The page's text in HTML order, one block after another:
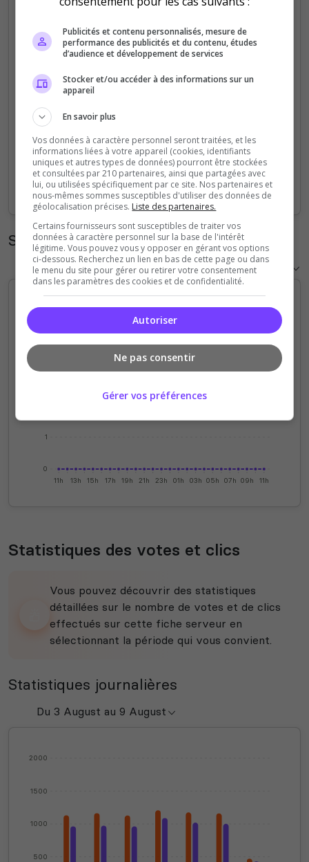
0
1
3
4
Sep Oct Nov Dec Jan Feb Mar Apr May Jun Jul Aug
Statistiques horaires
0
1
3
5
11h 13h 15h 17h 19h 21h 23h 01h 03h 05h 07h 09h 11h
Statistiques des votes et clics
Vous pouvez découvrir des statistiques
détaillées sur le nombre de votes et de clics
effectués sur cette fiche serveur en
sélectionnant la période qui vous convient.
Statistiques journalières
500
1000
1500
2000
Publicités et contenu personnalisés, mesure de
performance des publicités et du contenu, études
d’audience et développement de services
Stocker et/ou accéder à des informations sur un
appareil
En savoir plus
Vos données à caractère personnel seront traitées, et les
informations liées à votre appareil (cookies, identifiants
uniques et autres types de données) pourront être stockées
et consultées par 210 partenaires, ainsi que partagées avec
lui, ou utilisées spécifiquement par ce site. Nos partenaires et
nous-mêmes sommes susceptibles d'utiliser des données de
géolocalisation précises. Liste des partenaires.
Certains fournisseurs sont susceptibles de traiter vos
données à caractère personnel sur la base de l'intérêt
légitime. Vous pouvez vous y opposer en gérant vos options
ci-dessous. Recherchez un lien en bas de cette page ou dans
le menu du site pour gérer ou retirer votre consentement
dans les paramètres des cookies et de confidentialité.
Autoriser
Ne pas consentir
Gérer vos préférences